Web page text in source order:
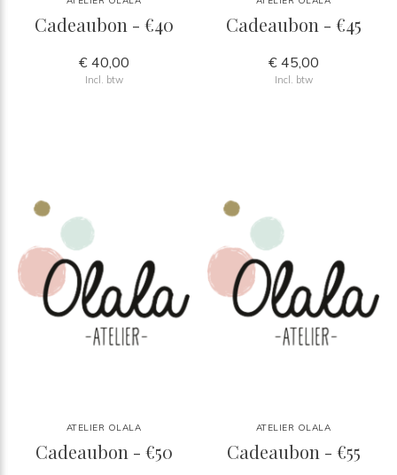
Cadeaubon - €40
€ 40,00
Incl. btw
Cadeaubon - €45
€ 45,00
Incl. btw
ATELIER OLALA
Cadeaubon - €50
ATELIER OLALA
Cadeaubon - €55